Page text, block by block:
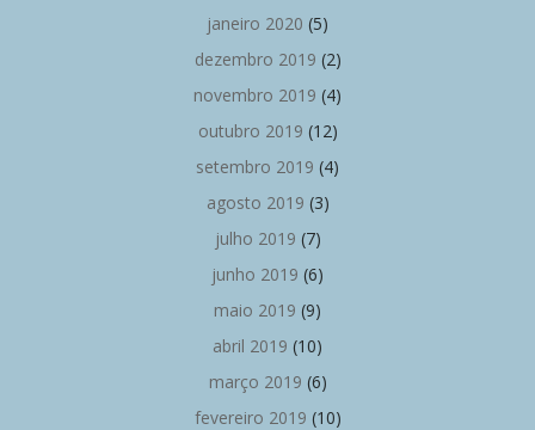
janeiro 2020 (5)
dezembro 2019 (2)
novembro 2019 (4)
outubro 2019 (12)
setembro 2019 (4)
agosto 2019 (3)
julho 2019 (7)
junho 2019 (6)
maio 2019 (9)
abril 2019 (10)
março 2019 (6)
fevereiro 2019 (10)